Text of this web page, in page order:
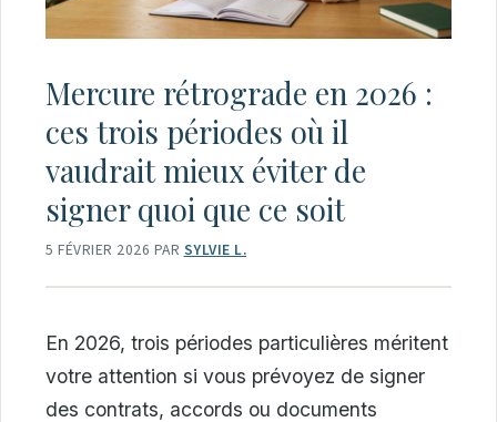
Mercure rétrograde en 2026 :
ces trois périodes où il
vaudrait mieux éviter de
signer quoi que ce soit
5 FÉVRIER 2026 PAR SYLVIE L.
En 2026, trois périodes particulières méritent
votre attention si vous prévoyez de signer
des contrats, accords ou documents